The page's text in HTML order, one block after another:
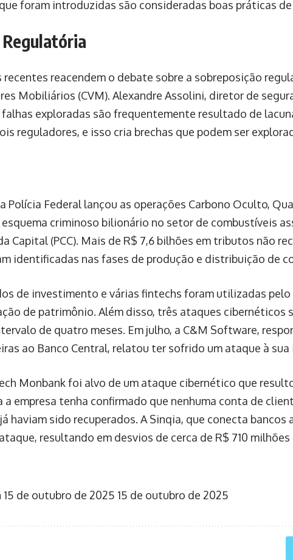
foram introduzidas são consideradas boas práticas
reacendem o debate sobre a sobreposição
Mobiliários (CVM). Alexandre Assolini, diretor de
exploradas são frequentemente resultado de
reguladores, e isso cria brechas que podem ser
Polícia Federal lançou as operações Carbono Oculto,
criminoso bilionário no setor de combustíveis
Capital (PCC). Mais de R$ 7,6 bilhões em tributos não
identificadas nas fases de produção e distribuição de
de investimento e várias fintechs foram utilizadas pelo
de patrimônio. Além disso, três ataques cibernéticos
de quatro meses. Em julho, a C&M Software,
ao Banco Central, relatou ter sofrido um ataque à
Monbank foi alvo de um ataque cibernético que
a empresa tenha confirmado que nenhuma conta de
haviam sido recuperados. A Sinqia, que conecta bancos
resultando em desvios de cerca de R$ 710
15 de outubro de 2025 15 de outubro de 2025